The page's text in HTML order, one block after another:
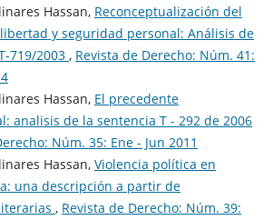
Hassan, Reconceptualización del
y seguridad personal: Análisis de
719/2003 , Revista de Derecho: Núm. 41:
Hassan, El precedente
analisis de la sentencia T - 292 de 2006
Núm. 35: Ene - Jun 2011
Hassan, Violencia política en
una descripción a partir de
, Revista de Derecho: Núm. 39: